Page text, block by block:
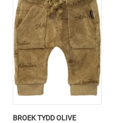
BROEK TYDD OLIVE